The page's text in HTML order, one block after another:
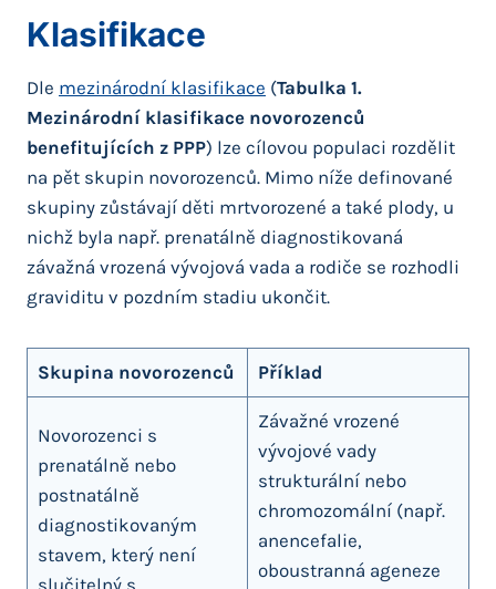
Klasifikace
Dle mezinárodní klasifikace (Tabulka 1.
Mezinárodní klasifikace novorozenců
benefitujících z PPP) lze cílovou populaci rozdělit
na pět skupin novorozenců. Mimo níže definované
skupiny zůstávají děti mrtvorozené a také plody, u
nichž byla např. prenatálně diagnostikovaná
závažná vrozená vývojová vada a rodiče se rozhodli
graviditu v pozdním stadiu ukončit.
Skupina novorozenců Příklad
Novorozenci s
prenatálně nebo
postnatálně
diagnostikovaným
stavem, který není
slučitelný s
Závažné vrozené
vývojové vady
strukturální nebo
chromozomální (např.
anencefalie,
oboustranná ageneze